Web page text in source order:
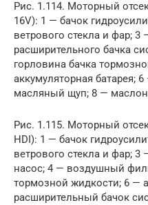
Рис. 1.114. Моторный
16V): 1 — бачок
ветрового стекла и фар; 3
расширительного бачка
горловина бачка
аккумуляторная батарея;
масляный щуп; 8 —
Рис. 1.115. Моторный
HDI): 1 — бачок
ветрового стекла и фар;
насос; 4 — воздушный
тормозной жидкости; 6 —
расширительный бачок